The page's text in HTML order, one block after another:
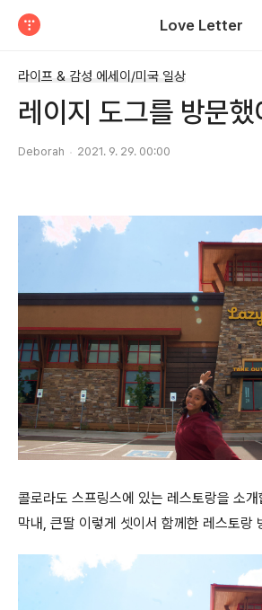
Love Letter
라이프 & 감성 에세이/미국 일상
레이지 도그를 방문했
Deborah 2021. 9. 29. 00:00
콜로라도 스프링스에 있는 레스토랑을 소개
막내, 큰딸 이렇게 셋이서 함께한 레스토랑